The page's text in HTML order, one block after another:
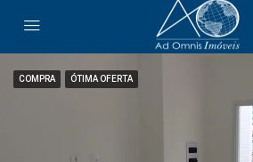
COMPRA ÓTIMA OFERTA